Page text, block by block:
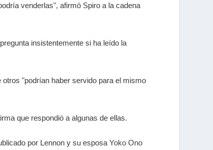
venderlas", afirmó Spiro a la cadena
insistentemente si ha leído la
"podrían haber servido para el mismo
que respondió a algunas de ellas.
por Lennon y su esposaYoko Ono